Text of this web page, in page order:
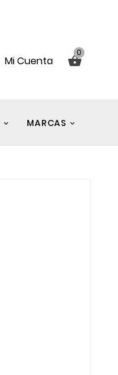
Mi Cuenta 
0
MARCAS